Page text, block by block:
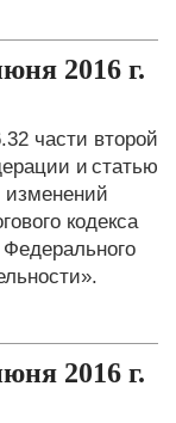
2016 г.
части второй
и статью
изменений
кодекса
2016 г.